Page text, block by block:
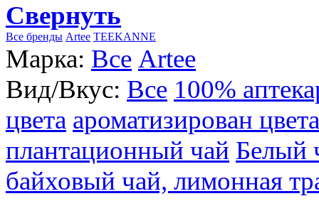
Свернуть
Все бренды Artee TEEKANNE
Марка: Все Artee
Вид/Вкус: Все 100%
цвета ароматизирован
плантационный чай Белый
байховый чай, лимонная